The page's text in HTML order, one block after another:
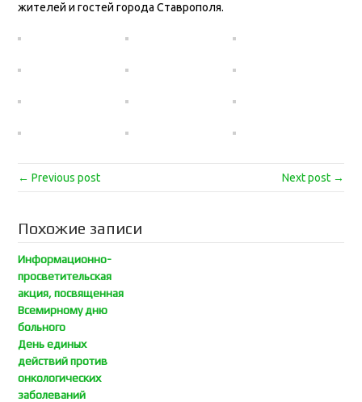
жителей и гостей города Ставрополя.
← Previous post Next post →
Похожие записи
Информационно-
просветительская
акция, посвященная
Всемирному дню
больного
День единых
действий против
онкологических
заболеваний